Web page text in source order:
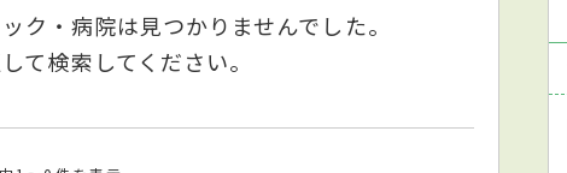
ク・病院は見つかりませんでした。
て検索してください。